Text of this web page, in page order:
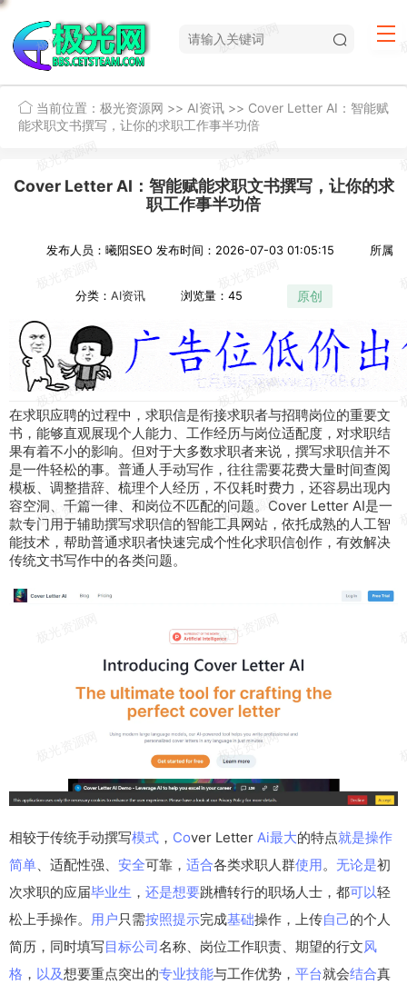
当前位置： 极光资源网 >> AI资讯 >> Cover Letter AI：智能赋
能求职文书撰写，让你的求职工作事半功倍
Cover Letter AI：智能赋能求职文书撰写，让你的求
职工作事半功倍
发布人员：曦阳SEO 发布时间：2026-07-03 01:05:15 所属
分类： AI资讯 浏览量：45 原创
在求职应聘的过程中，求职信是衔接求职者与招聘岗位的重要文
书，能够直观展现个人能力 工作经历与岗位适配度，对求职结
果有着不小的影响。但对于大多数求职者来说 ， 撰写求职信并不
是一件轻松的事。 普通人手动写作 ，往往需要花费大量时间查阅
模板
调整措辞、 梳理个人经历，不仅耗时费力，还容易出现内
容空洞 、千篇一律、和岗位不匹配的问题。 Cover Letter AI是一
款专门用于辅助撰写求职信的智能工具网站 ，依托成熟的 人工智
能技术 ，帮助普通求职者快速完成个性化求职信创作 ， 有效解决
传统文书写作中的各类问题。
相较于传统手动撰写模式 ， Cover Letter Ai最大的特点就是操作
简单、适配性强、 安全可靠， 适合各类求职人群使用。 无论是初
次求职的应届毕业生 ， 还是想要跳槽转行的职场人士，都可以轻
松上手操作。 用户只需按照提示完成基础操作，上传自己的个人
简历，同时填写目标公司名称、岗位工作职责、期望的行文风
格 ， 以及想要重点突出的专业技能与工作优势， 平台就会结合真